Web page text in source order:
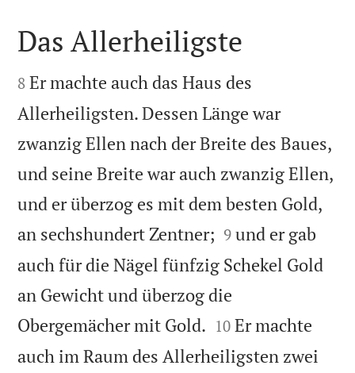

Das Allerheiligste

8 Er machte auch das Haus des
Allerheiligsten. Dessen Länge war
zwanzig Ellen nach der Breite des Baues,
und seine Breite war auch zwanzig Ellen,
und er überzog es mit dem besten Gold,
an sechshundert Zentner; 

9 und er gab
auch für die Nägel fünfzig Schekel Gold
an Gewicht und überzog die
Obergemächer mit Gold. 

10 Er machte
auch im Raum des Allerheiligsten zwei